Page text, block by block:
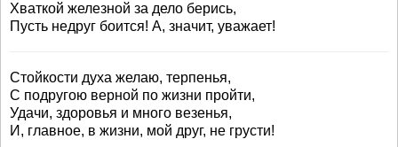
Хваткой железной за дело берись,
Пусть недруг боится! А, значит, уважает!
Стойкости духа желаю, терпенья,
С подругою верной по жизни пройти,
Удачи, здоровья и много везенья,
И, главное, в жизни, мой друг, не грусти!